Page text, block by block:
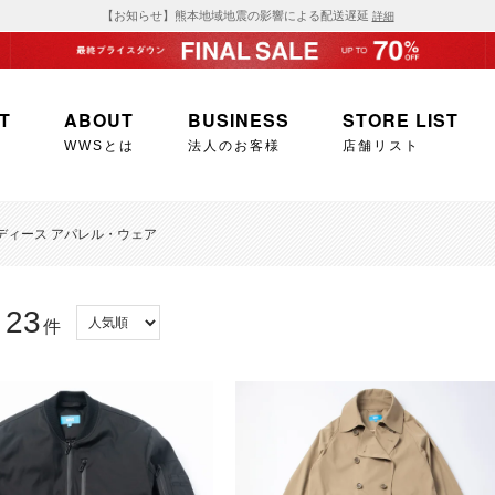
【お知らせ】熊本地域地震の影響による配送遅延 詳細
ABOUT
WWSとは
BUSINESS
法人のお客様
STORE LIST
店舗リスト
ィース アパレル・ウェア
23件